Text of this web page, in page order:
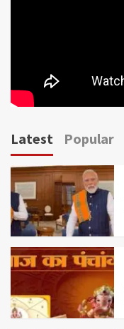
Latest Popular